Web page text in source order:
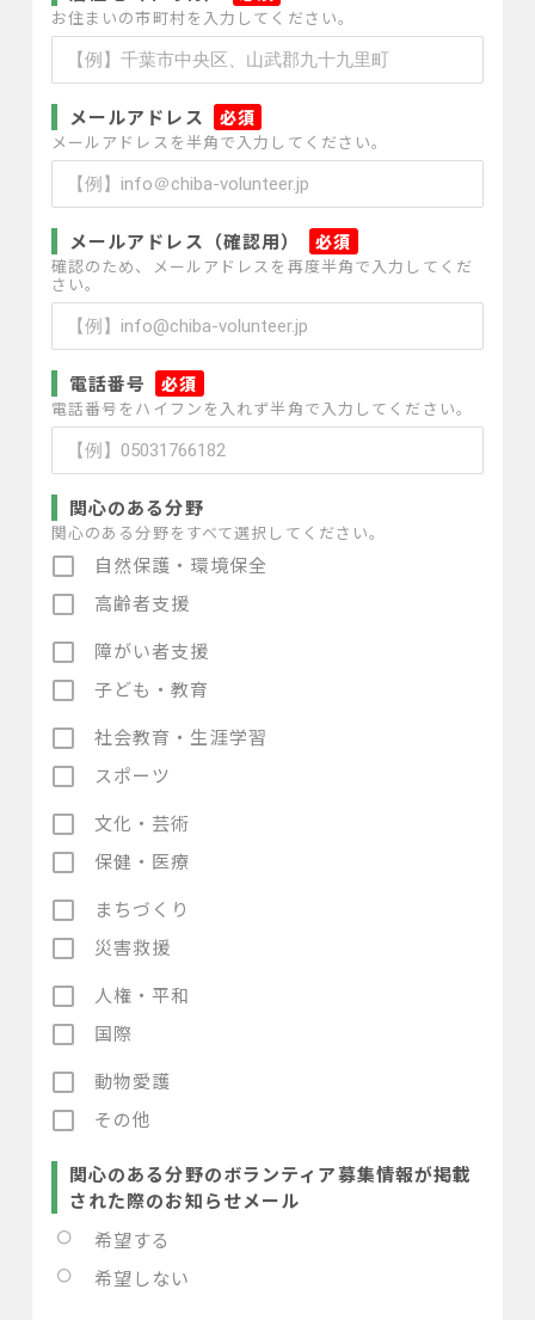
お住まいの市町村を入力してください。
メールアドレス
メールアドレスを半角で入力してください。
メールアドレス（確認用）
確認のため、メールアドレスを再度半角で入力してくだ
さい。
電話番号
電話番号をハイフンを入れず半角で入力してください。
関心のある分野
関心のある分野をすべて選択してください。
自然保護・環境保全
高齢者支援
障がい者支援
子ども・教育
社会教育・生涯学習
スポーツ
文化・芸術
保健・医療
まちづくり
災害救援
人権・平和
国際
動物愛護
その他
関心のある分野のボランティア募集情報が掲載
された際のお知らせメール
希望する
希望しない